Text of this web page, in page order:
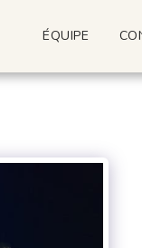
ÉQUIPE